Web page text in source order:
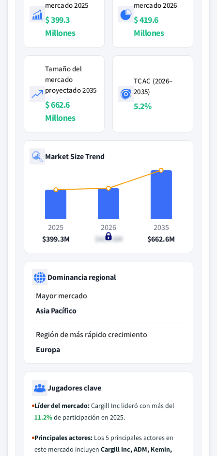
mercado 2025
$ 399.3
Millones
mercado 2026
$ 419.6
Millones
Tamaño del
mercado
proyectado 2035
$ 662.6
Millones
TCAC (2026–
2035)
5.2%
Market Size Trend
2025
$399.3M
2026
$419.6M
2035
$662.6M
Dominancia regional
Mayor mercado
Asia Pacífico
Región de más rápido crecimiento
Europa
Jugadores clave
Líder del mercado:Cargill Inc lideró con más del
11.2%de participación en 2025.
Principales actores: Los 5 principales actores en
este mercado incluyen Cargill Inc, ADM, Kemin,